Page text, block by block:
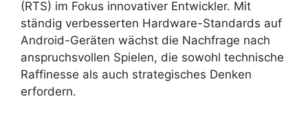
(RTS) im Fokus innovativer Entwickler. Mit
ständig verbesserten Hardware-Standards auf
Android-Geräten wächst die Nachfrage nach
anspruchsvollen Spielen, die sowohl technische
Raffinesse als auch strategisches Denken
erfordern.